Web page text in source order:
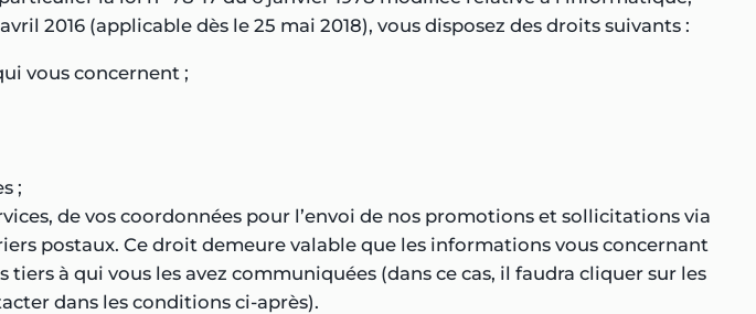
2016 (applicable dès le 25 mai 2018), vous disposez des droits suivants :
vous concernent ;
;
de vos coordonnées pour l’envoi de nos promotions et sollicitations via
postaux. Ce droit demeure valable que les informations vous concernant
à qui vous les avez communiquées (dans ce cas, il faudra cliquer sur les
dans les conditions ci-après).